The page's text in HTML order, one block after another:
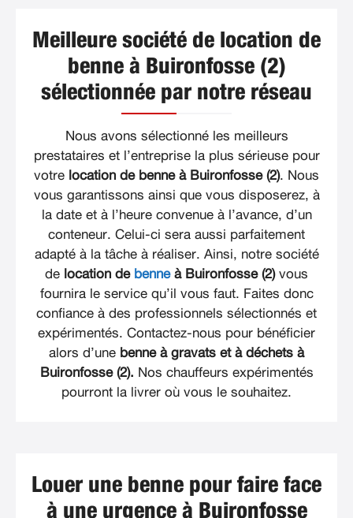
Meilleure société de location de
benne à Buironfosse (2)
sélectionnée par notre réseau
Nous avons sélectionné les meilleurs
prestataires et l’entreprise la plus sérieuse pour
votre location de benne à Buironfosse (2). Nous
vous garantissons ainsi que vous disposerez, à
la date et à l’heure convenue à l’avance, d’un
conteneur. Celui-ci sera aussi parfaitement
adapté à la tâche à réaliser. Ainsi, notre société
de location de benneà Buironfosse (2)vous
fournira le service qu’il vous faut. Faites donc
confiance à des professionnels sélectionnés et
expérimentés. Contactez-nous pour bénéficier
alors d’une benne à gravats et à déchets à
Buironfosse (2). Nos chauffeurs expérimentés
pourront la livrer où vous le souhaitez.
Louer une benne pour faire face
à une urgence à Buironfosse